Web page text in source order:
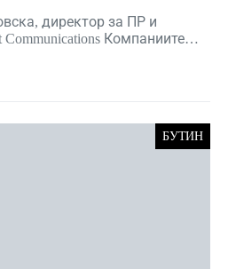
директор за ПР и
Communications Компаниите…
БУТИН